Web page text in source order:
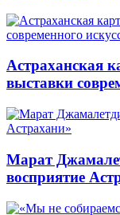
Астраханская
выставки
Марат
восприятие